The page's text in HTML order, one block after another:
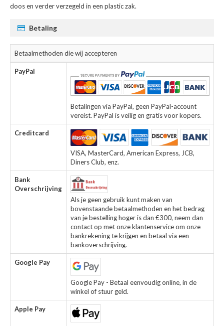
doos en verder verzegeld in een plastic zak.
Betaling
Betaalmethoden die wij accepteren
PayPal
Betalingen via PayPal, geen PayPal-account
vereist. PayPal is veilig en gratis voor kopers.
Creditcard
VISA, MasterCard, American Express, JCB,
Diners Club, enz.
Bank
Overschrijving
Als je geen gebruik kunt maken van
bovenstaande betaalmethoden en het bedrag
van je bestelling hoger is dan €300, neem dan
contact op met onze klantenservice om onze
bankrekening te krijgen en betaal via een
bankoverschrijving.
Google Pay
Google Pay - Betaal eenvoudig online, in de
winkel of stuur geld.
Apple Pay